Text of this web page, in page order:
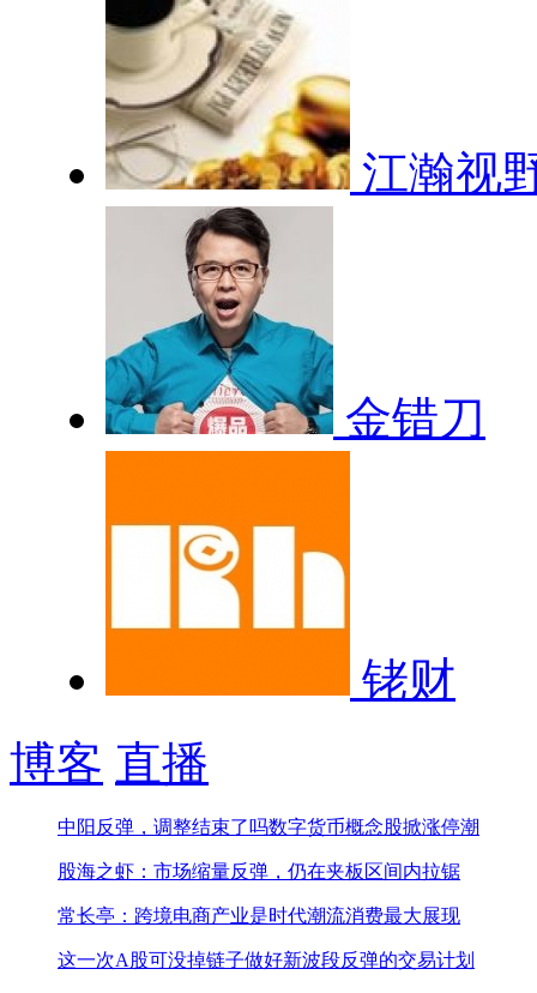
江瀚视
金错刀
铑财
博客 直播
中阳反弹，调整结束了吗数字货币概念股掀涨停潮
股海之虾：市场缩量反弹，仍在夹板区间内拉锯
常长亭：跨境电商产业是时代潮流消费最大展现
这一次A股可没掉链子做好新波段反弹的交易计划